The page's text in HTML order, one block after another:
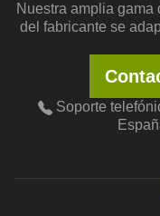
Nuestra amplia gama
del fabricante se
Soporte